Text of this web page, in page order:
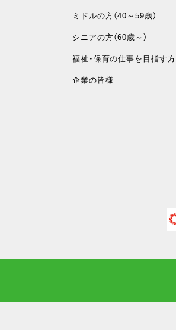
ミドルの方（40～59歳）
シニアの方（60歳～）
福祉・保育の仕事を目指す方
企業の皆様